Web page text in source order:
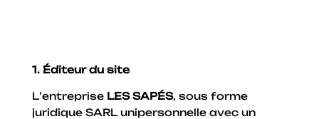
1. Éditeur du site
L’entreprise LES SAPÉS, sous forme
juridique SARL unipersonnelle avec un